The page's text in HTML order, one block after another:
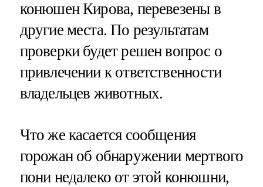
конюшен Кирова, перевезены в
другие места. По результатам
проверки будет решен вопрос о
привлечении к ответственности
владельцев животных.
Что же касается сообщения
горожан об обнаружении мертвого
пони недалеко от этой конюшни,